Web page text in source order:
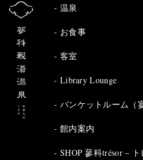
温泉
お食事
客室
Library Lounge
バンケットルーム（
館内案内
SHOP 蓼科trésor –